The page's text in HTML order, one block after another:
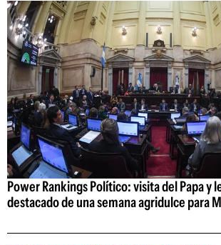
Power Rankings Político: visita del Papa y
destacado de una semana agridulce para